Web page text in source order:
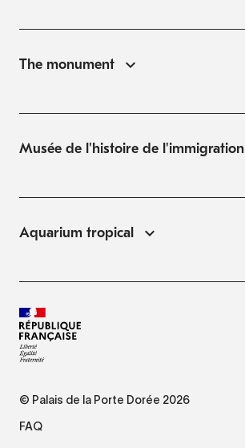
The monument
Musée de l'histoire de l'immigration
Aquarium tropical
© Palais de la Porte Dorée 2026
FAQ